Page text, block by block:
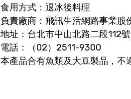
食用方式：退冰後料理
負責廠商：飛訊生活網路事業股
地址：台北市中山北路二段112
電話：（02）2511-9300
本產品合有魚類及大豆製品，不